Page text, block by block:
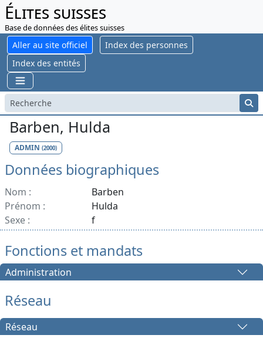
Élites suisses
Base de données des élites suisses
Aller au site officiel
Index des personnes
Index des entités
Barben, Hulda
ADMIN (2000)
Données biographiques
Nom :
Barben
Prénom :
Hulda
Sexe :
f
Fonctions et mandats
Administration
Réseau
Réseau